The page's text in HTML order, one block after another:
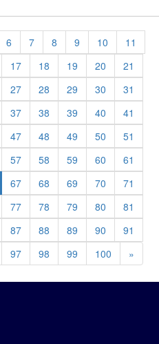
6 7 8 9 10
11
17 18 19 20
21
27 28 29 30
31
37 38 39 40
41
47 48 49 50
51
57 58 59 60
61
67 68 69 70
71
77 78 79 80
81
87 88 89 90
91
97 98 99 100 »